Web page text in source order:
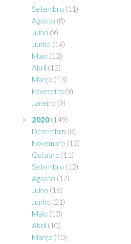
Setembro (11)
Agosto (8)
Julho (9)
Junho (14)
Maio (13)
Abril (12)
Março (13)
Fevereiro (9)
Janeiro (9)
2020 (149)
Dezembro (8)
Novembro (12)
Outubro (11)
Setembro (12)
Agosto (17)
Julho (16)
Junho (21)
Maio (13)
Abril (10)
Março (10)